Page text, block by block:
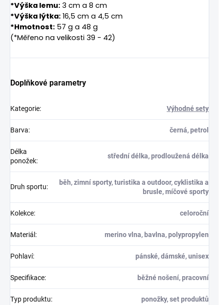
*Výška lemu: 3 cm a 8 cm
*Výška lýtka: 16,5 cm a 4,5 cm
*Hmotnost: 57 g a 48 g
(*Měřeno na velikosti 39 - 42)
Doplňkové parametry
Kategorie: Výhodné sety
Barva: černá, petrol
Délka
ponožek:
střední délka, prodloužená délka
Druh sportu:
běh, zimní sporty, turistika a outdoor, cyklistika a
brusle, míčové sporty
Kolekce: celoroční
Materiál : merino vlna, bavlna, polypropylen
Pohlaví: pánské, dámské, unisex
Specifikace: běžné nošení, pracovní
Typ produktu: ponožky, set produktů